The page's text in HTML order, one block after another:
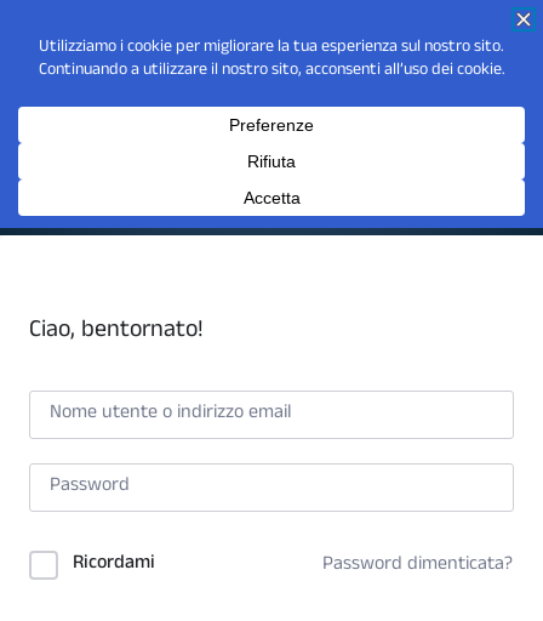
Ciao, bentornato!
Ricordami Password dimenticata?